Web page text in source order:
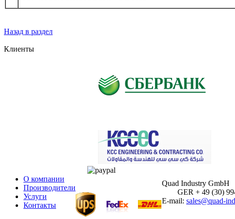
Назад в раздел
Клиенты
О компании
Производители
Услуги
Контакты
Quad Industry GmbH
GER + 49 (30)
E-mail: sales@quad-